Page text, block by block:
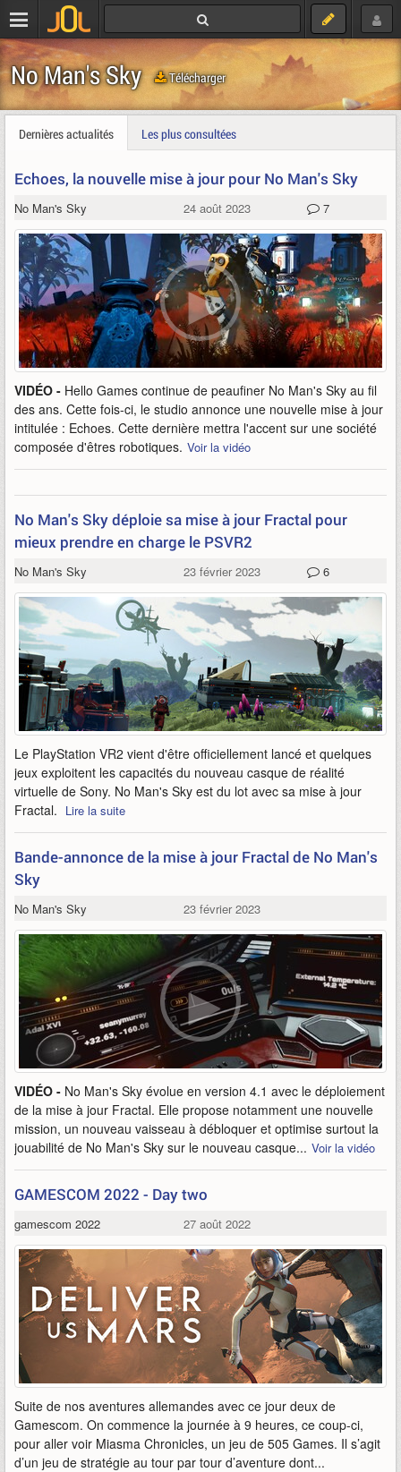
No Man's Sky Télécharger
Dernières actualités Les plus consultées
Echoes, la nouvelle mise à jour pour No Man's Sky
No Man's Sky 24 août 2023 7
VIDÉO - Hello Games continue de peaufiner No Man's Sky au fil
des ans. Cette fois-ci, le studio annonce une nouvelle mise à jour
intitulée : Echoes. Cette dernière mettra l'accent sur une société
composée d'êtres robotiques. Voir la vidéo
No Man's Sky déploie sa mise à jour Fractal pour
mieux prendre en charge le PSVR2
No Man's Sky 23 février 2023 6
Le PlayStation VR2 vient d'être officiellement lancé et quelques
jeux exploitent les capacités du nouveau casque de réalité
virtuelle de Sony. No Man's Sky est du lot avec sa mise à jour
Fractal. Lire la suite
Bande-annonce de la mise à jour Fractal de No Man's
Sky
No Man's Sky 23 février 2023
VIDÉO - No Man's Sky évolue en version 4.1 avec le déploiement
de la mise à jour Fractal. Elle propose notamment une nouvelle
mission, un nouveau vaisseau à débloquer et optimise surtout la
jouabilité de No Man's Sky sur le nouveau casque... Voir la vidéo
GAMESCOM 2022 - Day two
gamescom 2022 27 août 2022
Suite de nos aventures allemandes avec ce jour deux de
Gamescom. On commence la journée à 9 heures, ce coup-ci,
pour aller voir Miasma Chronicles, un jeu de 505 Games. Il s’agit
d’un jeu de stratégie au tour par tour d’aventure dont...